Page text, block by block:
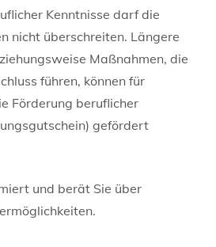
Kenntnisse darf die
nicht überschreiten. Längere
Maßnahmen, die
führen, können für
Förderung beruflicher
gefördert
und berät Sie über